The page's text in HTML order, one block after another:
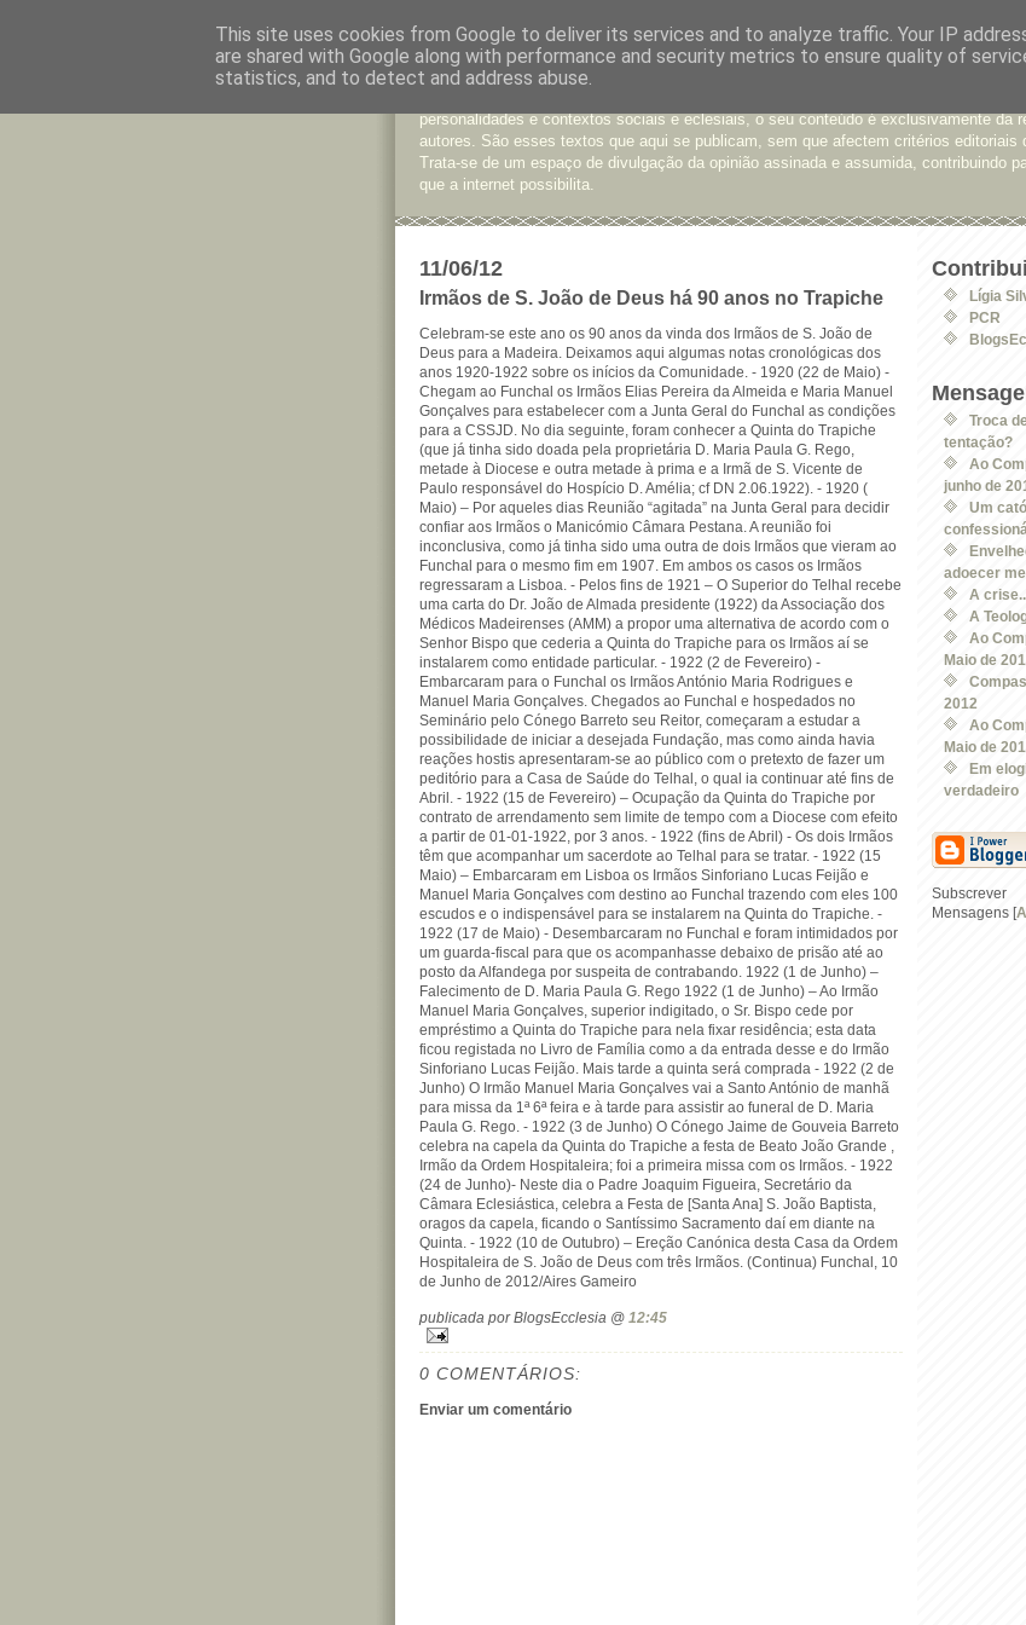
Jornal de Opinião
personalidades e contextos sociais e eclesiais, o seu conteúdo é exclusivamente da
autores. São esses textos que aqui se publicam, sem que afectem critérios editoriais
Trata-se de um espaço de divulgação da opinião assinada e assumida, contribuindo
que a internet possibilita.
11/06/12
Irmãos de S. João de Deus há 90 anos no Trapiche
Celebram-se este ano os 90 anos da vinda dos Irmãos de S. João de
Deus para a Madeira. Deixamos aqui algumas notas cronológicas dos
anos 1920-1922 sobre os inícios da Comunidade. - 1920 (22 de Maio) -
Chegam ao Funchal os Irmãos Elias Pereira da Almeida e Maria Manuel
Gonçalves para estabelecer com a Junta Geral do Funchal as condições
para a CSSJD. No dia seguinte, foram conhecer a Quinta do Trapiche
(que já tinha sido doada pela proprietária D. Maria Paula G. Rego,
metade à Diocese e outra metade à prima e a Irmã de S. Vicente de
Paulo responsável do Hospício D. Amélia; cf DN 2.06.1922). - 1920 (
Maio) – Por aqueles dias Reunião “agitada” na Junta Geral para decidir
confiar aos Irmãos o Manicómio Câmara Pestana. A reunião foi
inconclusiva, como já tinha sido uma outra de dois Irmãos que vieram ao
Funchal para o mesmo fim em 1907. Em ambos os casos os Irmãos
regressaram a Lisboa. - Pelos fins de 1921 – O Superior do Telhal recebe
uma carta do Dr. João de Almada presidente (1922) da Associação dos
Médicos Madeirenses (AMM) a propor uma alternativa de acordo com o
Senhor Bispo que cederia a Quinta do Trapiche para os Irmãos aí se
instalarem como entidade particular. - 1922 (2 de Fevereiro) -
Embarcaram para o Funchal os Irmãos António Maria Rodrigues e
Manuel Maria Gonçalves. Chegados ao Funchal e hospedados no
Seminário pelo Cónego Barreto seu Reitor, começaram a estudar a
possibilidade de iniciar a desejada Fundação, mas como ainda havia
reações hostis apresentaram-se ao público com o pretexto de fazer um
peditório para a Casa de Saúde do Telhal, o qual ia continuar até fins de
Abril. - 1922 (15 de Fevereiro) – Ocupação da Quinta do Trapiche por
contrato de arrendamento sem limite de tempo com a Diocese com efeito
a partir de 01-01-1922, por 3 anos. - 1922 (fins de Abril) - Os dois Irmãos
têm que acompanhar um sacerdote ao Telhal para se tratar. - 1922 (15
Maio) – Embarcaram em Lisboa os Irmãos Sinforiano Lucas Feijão e
Manuel Maria Gonçalves com destino ao Funchal trazendo com eles 100
escudos e o indispensável para se instalarem na Quinta do Trapiche. -
1922 (17 de Maio) - Desembarcaram no Funchal e foram intimidados por
um guarda-fiscal para que os acompanhasse debaixo de prisão até ao
posto da Alfandega por suspeita de contrabando. 1922 (1 de Junho) –
Falecimento de D. Maria Paula G. Rego 1922 (1 de Junho) – Ao Irmão
Manuel Maria Gonçalves, superior indigitado, o Sr. Bispo cede por
empréstimo a Quinta do Trapiche para nela fixar residência; esta data
ficou registada no Livro de Família como a da entrada desse e do Irmão
Sinforiano Lucas Feijão. Mais tarde a quinta será comprada - 1922 (2 de
Junho) O Irmão Manuel Maria Gonçalves vai a Santo António de manhã
para missa da 1ª 6ª feira e à tarde para assistir ao funeral de D. Maria
Paula G. Rego. - 1922 (3 de Junho) O Cónego Jaime de Gouveia Barreto
celebra na capela da Quinta do Trapiche a festa de Beato João Grande ,
Irmão da Ordem Hospitaleira; foi a primeira missa com os Irmãos. - 1922
(24 de Junho)- Neste dia o Padre Joaquim Figueira, Secretário da
Câmara Eclesiástica, celebra a Festa de [Santa Ana] S. João Baptista,
oragos da capela, ficando o Santíssimo Sacramento daí em diante na
Quinta. - 1922 (10 de Outubro) – Ereção Canónica desta Casa da Ordem
Hospitaleira de S. João de Deus com três Irmãos. (Continua) Funchal, 10
de Junho de 2012/Aires Gameiro
publicada por BlogsEcclesia @ 12:45
0 COMENTÁRIOS:
Enviar um comentário
Lígia
PCR
Troca
tentação?
Ao
junho de
Um
adoecer
A
A
Ao
Maio de
2012
Ao
Maio de
Em
verdadeiro
Subscrever
Mensagens [
This site uses cookies from Google to deliver its services and to analyze traffic. Your IP
are shared with Google along with performance and security metrics to ensure quality of
statistics, and to detect and address abuse.